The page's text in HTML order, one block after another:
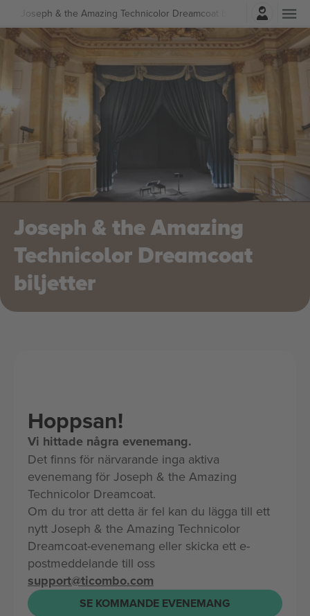
Joseph & the Amazing Technicolor Dreamcoat biljetter
Logga in
Joseph & the Amazing
Technicolor Dreamcoat
biljetter
Hoppsan!
Vi hittade några evenemang.
Det finns för närvarande inga aktiva
evenemang för Joseph & the Amazing
Technicolor Dreamcoat.
Om du tror att detta är fel kan du lägga till ett
nytt Joseph & the Amazing Technicolor
Dreamcoat-evenemang eller skicka ett e-
postmeddelande till oss
support@ticombo.com
SE KOMMANDE EVENEMANG